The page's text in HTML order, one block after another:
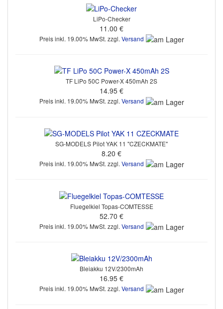
LiPo-Checker
11.00 €
Preis inkl. 19.00% MwSt. zzgl. Versand
TF LiPo 50C Power-X 450mAh 2S
14.95 €
Preis inkl. 19.00% MwSt. zzgl. Versand
SG-MODELS Pilot YAK 11 "CZECKMATE"
8.20 €
Preis inkl. 19.00% MwSt. zzgl. Versand
Fluegelkiel Topas-COMTESSE
52.70 €
Preis inkl. 19.00% MwSt. zzgl. Versand
Bleiakku 12V/2300mAh
16.95 €
Preis inkl. 19.00% MwSt. zzgl. Versand